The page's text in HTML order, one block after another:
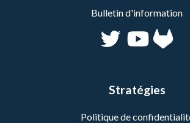
Bulletin d'information
Stratégies
Politique de